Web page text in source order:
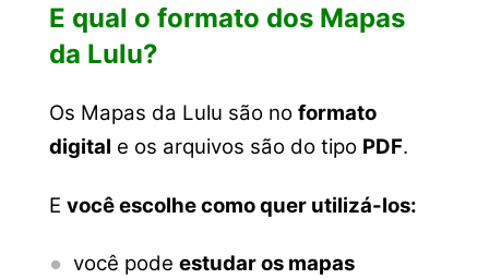
E qual o formato dos Mapas
da Lulu?
Os Mapas da Lulu são no formato
digital e os arquivos são do tipo PDF.
E você escolhe como quer utilizá-los:
você pode estudar os mapas